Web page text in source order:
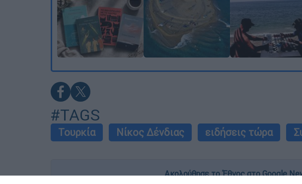
#TAGS
Τουρκία Νίκος Δένδιας ειδήσεις τώρα
Ακολούθησε το Έθνος στο Google